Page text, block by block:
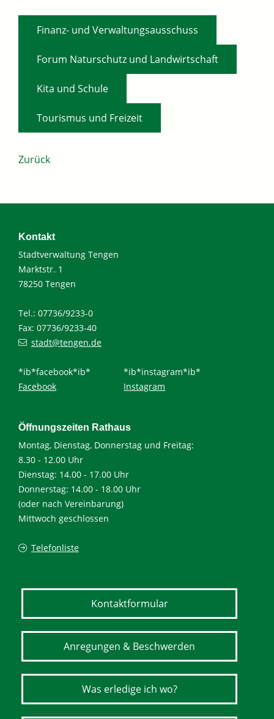
Finanz- und Verwaltungsausschuss
Forum Naturschutz und Landwirtschaft
Kita und Schule
Tourismus und Freizeit
Zurück
Kontakt
Stadtverwaltung Tengen
Marktstr. 1
78250 Tengen
Tel.: 07736/9233-0
Fax: 07736/9233-40
stadt@tengen.de
*ib*facebook*ib*
Facebook
*ib*instagram*ib*
Instagram
Öffnungszeiten Rathaus
Montag, Dienstag, Donnerstag und Freitag:
8.30 - 12.00 Uhr
Dienstag: 14.00 - 17.00 Uhr
Donnerstag: 14.00 - 18.00 Uhr
(oder nach Vereinbarung)
Mittwoch geschlossen
Telefonliste
Kontaktformular
Anregungen & Beschwerden
Was erledige ich wo?